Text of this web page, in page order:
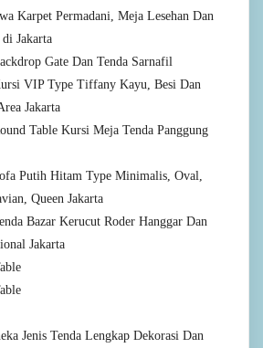
Karpet Permadani, Meja Lesehan Dan
di Jakarta
Gate Dan Tenda Sarnafil
VIP Type Tiffany Kayu, Besi Dan
Jakarta
Table Kursi Meja Tenda Panggung
Putih Hitam Type Minimalis, Oval,
Queen Jakarta
Bazar Kerucut Roder Hanggar Dan
Jakarta
Jenis Tenda Lengkap Dekorasi Dan